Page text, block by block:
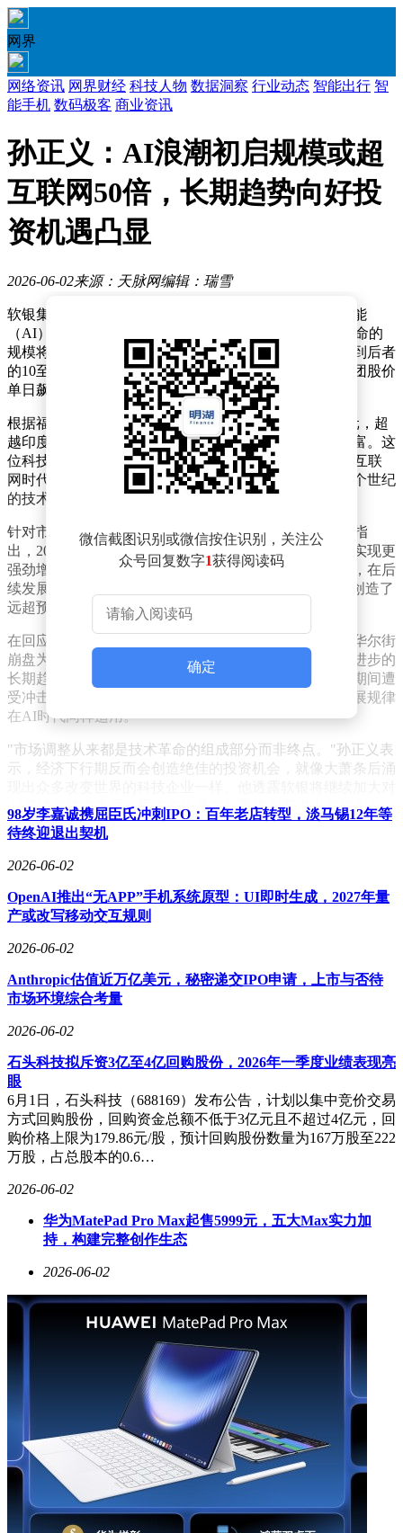
网界
网络资讯 网界财经 科技人物 数据洞察 行业动态 智能出行 智
能手机 数码极客 商业资讯
孙正义：AI浪潮初启规模或超
互联网50倍，长期趋势向好投
资机遇凸显
2026-06-02来源：天脉网编辑：瑞雪
软银集团董事长孙正义近日在一场公开活动中对人工智能
（AI）发展前景作出大胆预测。他表示，当前AI技术革命的
规模将远超二十世纪末的互联网浪潮，其影响力可能达到后者
的10至50倍。这一观点引发市场广泛关注，推动软银集团股价
单日飙升14%，孙正义个人财富随之增加超百亿美元。
根据福布斯实时富豪榜数据，孙正义身价已达997亿美元，超
越印度两大商业巨头安巴尼与阿达尼，成为亚洲新晋首富。这
位科技投资界传奇人物强调，当前AI发展阶段仅相当于互联
网时代的初级阶段，人类正站在可能持续半个世纪至一个世纪
的技术革命起点。
针对市场对AI泡沫的担忧，孙正义以互联网发展史为鉴指
出，2000年互联网泡沫破裂后，相关产业经过调整反而实现更
强劲增长。他特别提到，当年泡沫顶峰时期的市值水平，在后
续发展中仅被视为"小山丘"，真正具有价值的企业最终创造了
远超预期的自由现金流。
在回应经济周期对科技投资的影响时，孙正义以1929年华尔街
崩盘为例分析称，历史上的重大经济危机从未阻挡技术进步的
长期趋势。他指出，电子化和工业机械化产业在大萧条期间遭
受冲击后，仍在随后数十年保持持续增长态势，这种发展规律
在AI时代同样适用。
"市场调整从来都是技术革命的组成部分而非终点。"孙正义表
示，经济下行期反而会创造绝佳的投资机会，就像大萧条后涌
AI领域的战略布局，重点关注具有颠覆性创新潜力的初创公
司。
微信截图识别或微信按住识别，关注公
众号回复数字1获得阅读码
确定
98岁李嘉诚携屈臣氏冲刺IPO：百年老店转型，淡马锡12年等
待终迎退出契机
2026-06-02
OpenAI推出“无APP”手机系统原型：UI即时生成，2027年量
产或改写移动交互规则
2026-06-02
Anthropic估值近万亿美元，秘密递交IPO申请，上市与否待
市场环境综合考量
2026-06-02
石头科技拟斥资3亿至4亿回购股份，2026年一季度业绩表现亮
眼
6月1日，石头科技（688169）发布公告，计划以集中竞价交易
方式回购股份，回购资金总额不低于3亿元且不超过4亿元，回
购价格上限为179.86元/股，预计回购股份数量为167万股至222
万股，占总股本的0.6…
2026-06-02
华为MatePad Pro Max起售5999元，五大Max实力加
持，构建完整创作生态
2026-06-02